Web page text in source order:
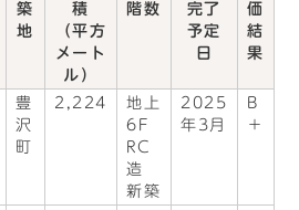
築
地
積
（平方
メート
ル）
階数
完了
予定
日
価
結
果
豊
沢
町
2,224
地上
6F
RC
造
新築
2025
年3月
B
＋